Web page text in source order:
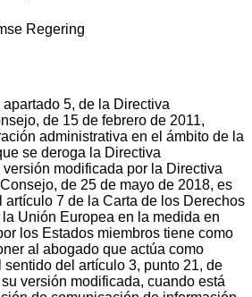
Regering
5, de la Directiva
de 15 de febrero de 2011,
administrativa en el ámbito de la
se deroga la Directiva
modificada por la Directiva
de 25 de mayo de 2018, es
artículo 7 de la Carta de los Derechos
Unión Europea en la medida en
los Estados miembros tiene como
al abogado que actúa como
sentido del artículo 3, punto 21, de
versión modificada, cuando está